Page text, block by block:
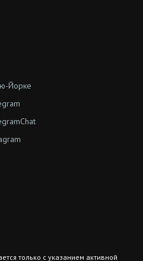
Йорке
только с указанием активной